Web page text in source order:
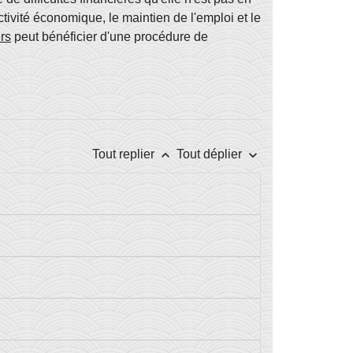
économique, le maintien de l'emploi et le
peut bénéficier d'une procédure de
Tout replier keyboard_arrow_up Tout déplier keyboard_arrow_down